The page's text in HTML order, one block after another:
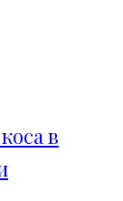
в